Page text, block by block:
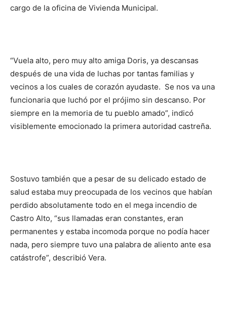
cargo de la oficina de Vivienda Municipal.
“Vuela alto, pero muy alto amiga Doris, ya descansas
después de una vida de luchas por tantas familias y
vecinos a los cuales de corazón ayudaste. Se nos va una
funcionaria que luchó por el prójimo sin descanso. Por
siempre en la memoria de tu pueblo amado”, indicó
visiblemente emocionado la primera autoridad castreña.
Sostuvo también que a pesar de su delicado estado de
salud estaba muy preocupada de los vecinos que habían
perdido absolutamente todo en el mega incendio de
Castro Alto, “sus llamadas eran constantes, eran
permanentes y estaba incomoda porque no podía hacer
nada, pero siempre tuvo una palabra de aliento ante esa
catástrofe”, describió Vera.